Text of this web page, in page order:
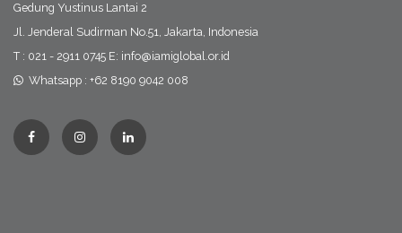
Gedung Yustinus Lantai 2
Jl. Jenderal Sudirman No.51, Jakarta, Indonesia
T : 021 - 2911 0745 E: info@iamiglobal.or.id
Whatsapp : +62 8190 9042 008